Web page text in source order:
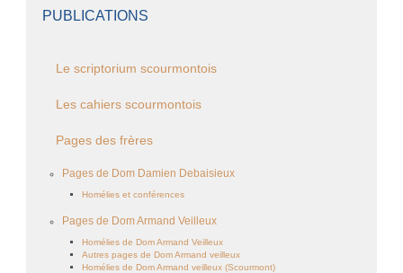
PUBLICATIONS
Le scriptorium scourmontois
Les cahiers scourmontois
Pages des frères
Pages de Dom Damien Debaisieux
Homélies et conférences
Pages de Dom Armand Veilleux
Homélies de Dom Armand Veilleux
Autres pages de Dom Armand veilleux
Homélies de Dom Armand veilleux (Scourmont)